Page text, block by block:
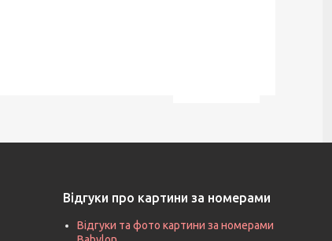
Відгуки про картини за номерами
Відгуки та фото картини за номерами